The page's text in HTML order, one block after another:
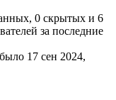
0 скрытых и 6
за последние
17 сен 2024,